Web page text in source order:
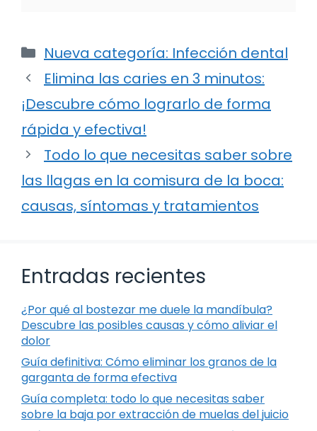
Categorías
Nueva categoría: Infección dental
Elimina las caries en 3 minutos:
¡Descubre cómo lograrlo de forma
rápida y efectiva!
Todo lo que necesitas saber sobre
las llagas en la comisura de la boca:
causas, síntomas y tratamientos
Entradas recientes
¿Por qué al bostezar me duele la mandíbula?
Descubre las posibles causas y cómo aliviar el
dolor
Guía definitiva: Cómo eliminar los granos de la
garganta de forma efectiva
Guía completa: todo lo que necesitas saber
sobre la baja por extracción de muelas del juicio